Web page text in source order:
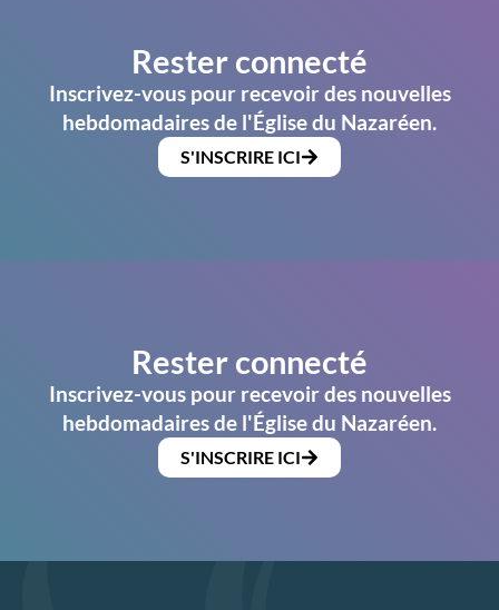
Rester connecté
Inscrivez-vous pour recevoir des nouvelles
hebdomadaires de l'Église du Nazaréen.
S'INSCRIRE ICI
Rester connecté
Inscrivez-vous pour recevoir des nouvelles
hebdomadaires de l'Église du Nazaréen.
S'INSCRIRE ICI